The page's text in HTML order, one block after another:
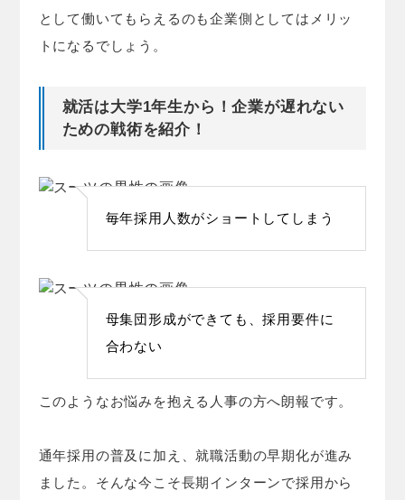
として働いてもらえるのも企業側としてはメリッ
トになるでしょう。
就活は大学1年生から！企業が遅れない
ための戦術を紹介！
毎年採用人数がショートしてしまう
母集団形成ができても、採用要件に
合わない
このようなお悩みを抱える人事の方へ朗報です。
通年採用の普及に加え、就職活動の早期化が進み
ました。そんな今こそ長期インターンで採用から